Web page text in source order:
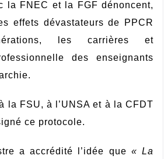
la FNEC et la FGF dénoncent,
effets dévastateurs de PPCR
les carrières et
des enseignants
la FSU, à l’UNSA et à la CFDT
ce protocole.
a accrédité l’idée que « La